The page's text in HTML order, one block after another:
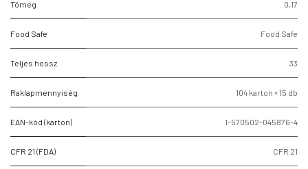
Tömeg 0,17
Food Safe Food Safe
Teljes hossz 33
Raklapmennyiség 104 karton × 15 db
EAN-kód (karton) 1-570502-045876-4
CFR 21 (FDA) CFR 21